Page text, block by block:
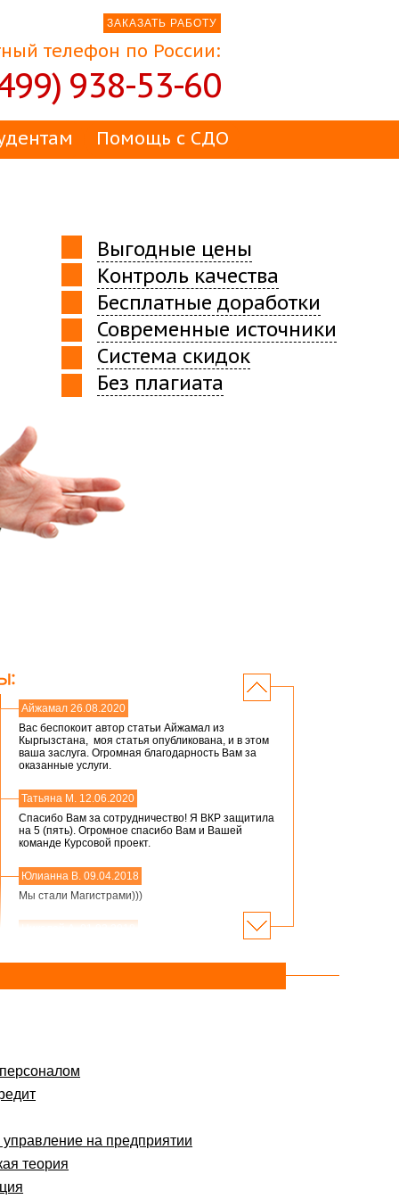
ЗАКАЗАТЬ РАБОТУ
телефон по России:
938-53-60
Помощь с СДО
Выгодные цены
Контроль качества
Бесплатные доработки
Современные источники
Система скидок
Без плагиата
Айжамал 26.08.2020
Вас беспокоит автор статьи Айжамал из
Кыргызстана, моя статья опубликована, и в этом
ваша заслуга. Огромная благодарность Вам за
оказанные услуги.
Татьяна М. 12.06.2020
Спасибо Вам за сотрудничество! Я ВКР защитила
на 5 (пять). Огромное спасибо Вам и Вашей
команде Курсовой проект.
Юлианна В. 09.04.2018
Мы стали Магистрами)))
на 4!всего доброго
Ольга С. 09.02.2018
писать, заказывать дипломную работу.
Ксения 16.01.2018
Спасибо большое!!! Очень приятно с Вами
на предприятии
теория